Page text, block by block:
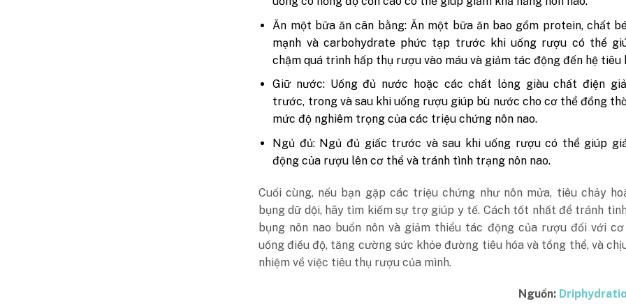
Ăn một bữa ăn cân bằng: Ăn một bữa ăn bao gồm protein, chất
mạnh và carbohydrate phức tạp trước khi uống rượu có thể
chậm quá trình hấp thụ rượu vào máu và giảm tác động đến hệ tiêu
Giữ nước: Uống đủ nước hoặc các chất lỏng giàu chất điện
trước, trong và sau khi uống rượu giúp bù nước cho cơ thể đồng
mức độ nghiêm trọng của các triệu chứng nôn nao.
Ngủ đủ: Ngủ đủ giấc trước và sau khi uống rượu có thể giúp
động của rượu lên cơ thể và tránh tình trạng nôn nao.
Cuối cùng, nếu bạn gặp các triệu chứng như nôn mửa, tiêu chảy
bụng dữ dội, hãy tìm kiếm sự trợ giúp y tế. Cách tốt nhất để tránh
bụng nôn nao buồn nôn và giảm thiểu tác động của rượu đối với
uống điều độ, tăng cường sức khỏe đường tiêu hóa và tổng thể, và
nhiệm về việc tiêu thụ rượu của mình.
Nguồn: